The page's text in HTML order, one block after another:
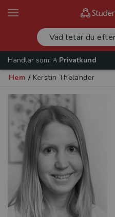
Handlar som:
Privatkund
Hem / Kerstin Thelander